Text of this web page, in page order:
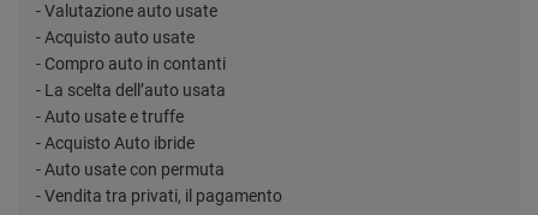
- Valutazione auto usate
- Acquisto auto usate
- Compro auto in contanti
- La scelta dell’auto usata
- Auto usate e truffe
- Acquisto Auto ibride
- Auto usate con permuta
- Vendita tra privati, il pagamento